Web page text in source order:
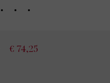
€ 74,25